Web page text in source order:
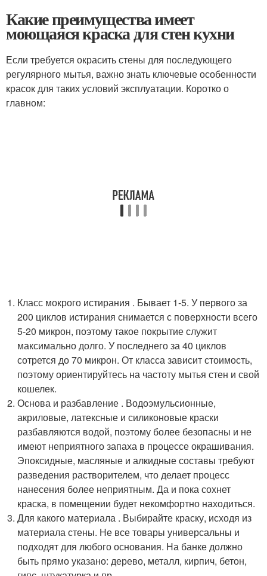
Какие преимущества имеет
моющаяся краска для стен кухни
Если требуется окрасить стены для последующего
регулярного мытья, важно знать ключевые особенности
красок для таких условий эксплуатации. Коротко о
главном:
Класс мокрого истирания . Бывает 1-5. У первого за
200 циклов истирания снимается с поверхности всего
5-20 микрон, поэтому такое покрытие служит
максимально долго. У последнего за 40 циклов
сотрется до 70 микрон. От класса зависит стоимость,
поэтому ориентируйтесь на частоту мытья стен и свой
кошелек.
Основа и разбавление . Водоэмульсионные,
акриловые, латексные и силиконовые краски
разбавляются водой, поэтому более безопасны и не
имеют неприятного запаха в процессе окрашивания.
Эпоксидные, масляные и алкидные составы требуют
разведения растворителем, что делает процесс
нанесения более неприятным. Да и пока сохнет
краска, в помещении будет некомфортно находиться.
Для какого материала . Выбирайте краску, исходя из
материала стены. Не все товары универсальны и
подходят для любого основания. На банке должно
быть прямо указано: дерево, металл, кирпич, бетон,